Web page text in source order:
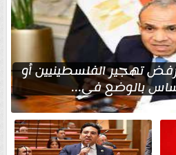
تهجير الفلسطينيين أو
بالوضع في...